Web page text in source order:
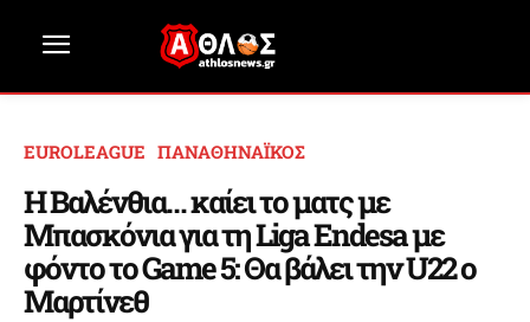
EUROLEAGUE ΠΑΝΑΘΗΝΑΪΚΟΣ
Η Βαλένθια… καίει το ματς με
Μπασκόνια για τη Liga Endesa με
φόντο το Game 5: Θα βάλει την U22 ο
Μαρτίνεθ